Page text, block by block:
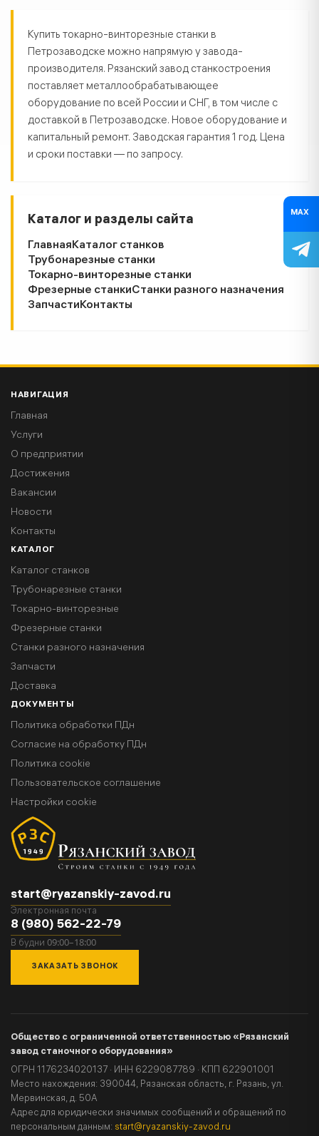
Токарно-винторезные станки в
Купить токарно-винторезные станки в
Петрозаводске можно напрямую у завода-
производителя. Рязанский завод станкостроения
поставляет металлообрабатывающее
оборудование по всей России и СНГ, в том числе с
доставкой в Петрозаводске. Новое оборудование и
капитальный ремонт. Заводская гарантия 1 год. Цена
и сроки поставки — по запросу.
Каталог и разделы сайта
ГлавнаяКаталог станков
Трубонарезные станки
Токарно-винторезные станки
Фрезерные станкиСтанки разного назначения
ЗапчастиКонтакты
start@ryazanskiy-zavod.ru
Электронная почта
8 (980) 562-22-79
В будни 09:00–18:00
ЗАКАЗАТЬ ЗВОНОК
НАВИГАЦИЯ
Главная
Услуги
О предприятии
Достижения
Вакансии
Новости
Контакты
КАТАЛОГ
Каталог станков
Трубонарезные станки
Токарно-винторезные
Фрезерные станки
Станки разного назначения
Запчасти
Доставка
ДОКУМЕНТЫ
Политика обработки ПДн
Согласие на обработку ПДн
Политика cookie
Пользовательское соглашение
Настройки cookie
Общество с ограниченной ответственностью «Рязанский
завод станочного оборудования»
ОГРН 1176234020137 · ИНН 6229087789 · КПП 622901001
Место нахождения: 390044, Рязанская область, г. Рязань, ул.
Мервинская, д. 50А
Адрес для юридически значимых сообщений и обращений по
персональным данным: start@ryazanskiy-zavod.ru
MAX